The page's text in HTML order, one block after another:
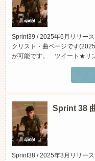
Sprint39 / 2025年6月リリー
クリスト・曲ページです
が可能です。 ツイート★リ
iTunesに繋がります。 ＊原
う場合があります。≫レスミ
(スマホでご覧頂く場合...
Sprint 38
Sprint38 / 2025年3月リリー